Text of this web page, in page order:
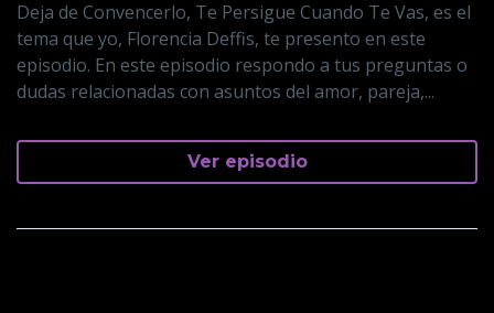
Deja de Convencerlo, Te Persigue Cuando Te Vas, es el
tema que yo, Florencia Deffis, te presento en este
episodio. En este episodio respondo a tus preguntas o
dudas relacionadas con asuntos del amor, pareja,...
Ver episodio